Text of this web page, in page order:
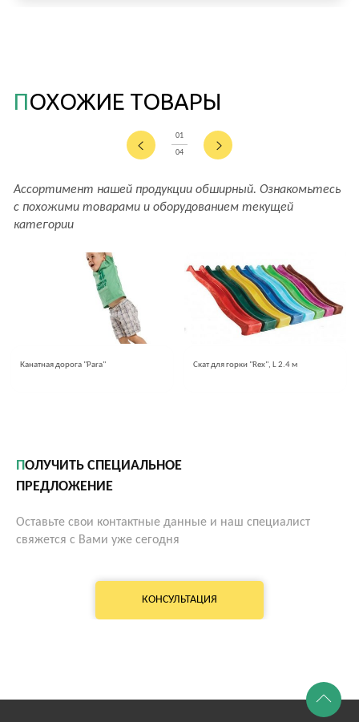
ПОХОЖИЕ ТОВАРЫ
Ассортимент нашей продукции обширный. Ознакомьтесь
с похожими товарами и оборудованием текущей
категории
01
04
Канатная дорога "Para" Скат для горки "Rex", L 2.4 м
ПОЛУЧИТЬ СПЕЦИАЛЬНОЕ
ПРЕДЛОЖЕНИЕ
Оставьте свои контактные данные и наш специалист
свяжется с Вами уже сегодня
КОНСУЛЬТАЦИЯ